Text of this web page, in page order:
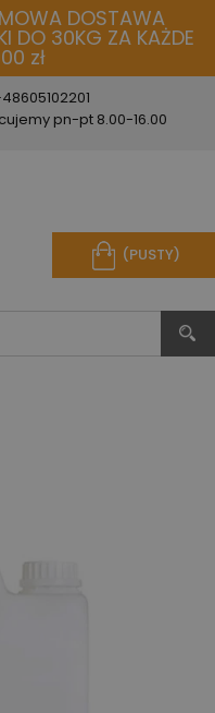
DOSTAWA
DO 30KG ZA KAŻDE
zł
pn-pt 8.00-16.00
(PUSTY)